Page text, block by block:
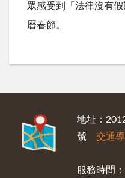
眾感受到「法律沒有
曆春節。
地址：
號 交通
服務時間